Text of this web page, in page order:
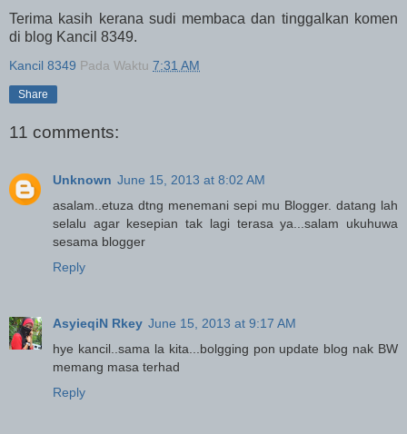
Terima kasih kerana sudi membaca dan tinggalkan komen
di blog Kancil 8349.
Kancil 8349 Pada Waktu 7:31 AM
Share
11 comments:
Unknown June 15, 2013 at 8:02 AM
asalam..etuza dtng menemani sepi mu Blogger. datang lah
selalu agar kesepian tak lagi terasa ya...salam ukuhuwa
sesama blogger
Reply
AsyieqiN Rkey June 15, 2013 at 9:17 AM
hye kancil..sama la kita...bolgging pon update blog nak BW
memang masa terhad
Reply